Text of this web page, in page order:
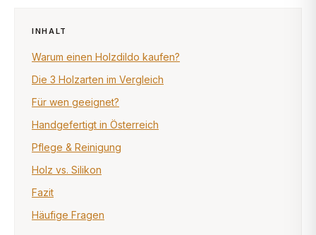
INHALT
Warum einen Holzdildo kaufen?
Die 3 Holzarten im Vergleich
Für wen geeignet?
Handgefertigt in Österreich
Pflege & Reinigung
Holz vs. Silikon
Fazit
Häufige Fragen